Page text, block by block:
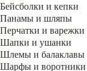
Бейсболки и кепки
Панамы и шляпы
Перчатки и варежки
Шапки и ушанки
Шлемы и балаклавы
Шарфы и воротники